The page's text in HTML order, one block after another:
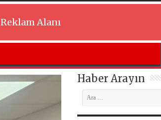
Reklam Alanı
Haber Arayın